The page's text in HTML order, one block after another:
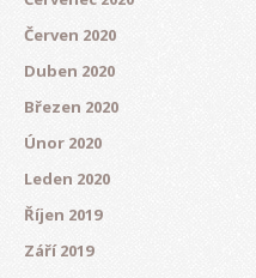
Červen 2020
Duben 2020
Březen 2020
Únor 2020
Leden 2020
Říjen 2019
Září 2019